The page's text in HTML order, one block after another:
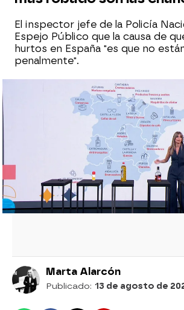
El inspector jefe de la Policía
Espejo Público que la causa de
hurtos en España "es que no
penalmente".
¿Sale más barato viajar fuera
Hacemos cálculos y
experto
¿Cómo actúan las mafias que
artículos de lujo?
Puedes ver la entrevista al
ATRESPLAYER
Marta Alarcón
Publicado: 13 de agosto de